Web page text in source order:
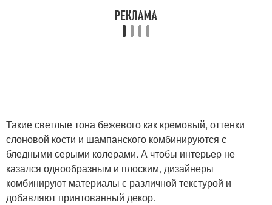
Такие светлые тона бежевого как кремовый, оттенки
слоновой кости и шампанского комбинируются с
бледными серыми колерами. А чтобы интерьер не
казался однообразным и плоским, дизайнеры
комбинируют материалы с различной текстурой и
добавляют принтованный декор.